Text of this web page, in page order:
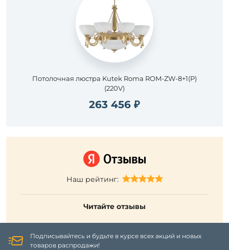
Потолочная люстра Kutek Roma ROM-ZW-8+1(P)
(220V)
263 456 ₽
Наш рейтинг:
Читайте отзывы
Подписывайтесь и будьте в курсе всех акций и новых
товаров распродажи!